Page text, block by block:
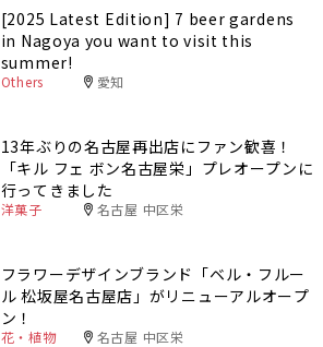
[2025 Latest Edition] 7 beer gardens
in Nagoya you want to visit this
summer!
Others 愛知
13年ぶりの名古屋再出店にファン歓喜！
「キル フェ ボン名古屋栄」プレオープンに
行ってきました
洋菓子 名古屋 中区栄
フラワーデザインブランド「ベル・フルー
ル 松坂屋名古屋店」がリニューアルオープ
ン！
花・植物 名古屋 中区栄